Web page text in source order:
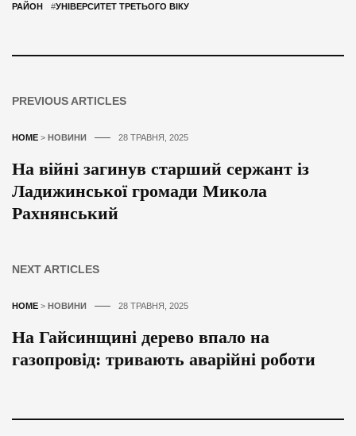
РАЙОН
#УНІВЕРСИТЕТ ТРЕТЬОГО ВІКУ
PREVIOUS ARTICLES
HOME > НОВИНИ 28 ТРАВНЯ, 2025
На війні загинув старший сержант із
Ладижинської громади Микола
Рахнянський
NEXT ARTICLES
HOME > НОВИНИ 28 ТРАВНЯ, 2025
На Гайсинщині дерево впало на
газопровід: тривають аварійні роботи